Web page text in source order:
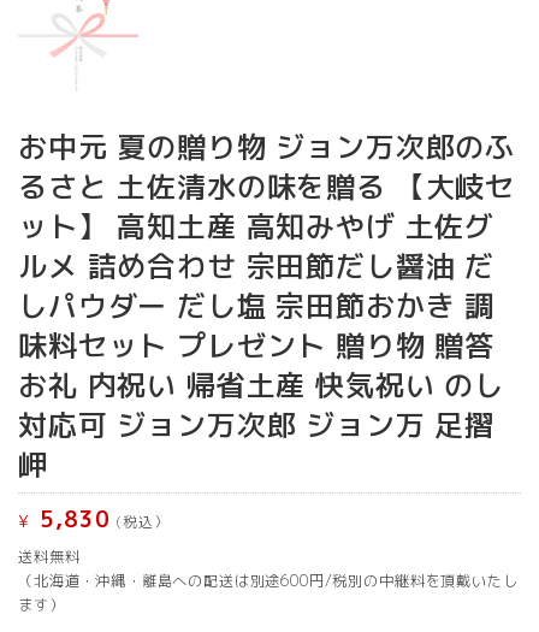
お中元 夏の贈り物 ジョン万次郎のふ
るさと 土佐清水の味を贈る 【大岐セ
ット】 高知土産 高知みやげ 土佐グ
ルメ 詰め合わせ 宗田節だし醤油 だ
しパウダー だし塩 宗田節おかき 調
味料セット プレゼント 贈り物 贈答
お礼 内祝い 帰省土産 快気祝い のし
対応可 ジョン万次郎 ジョン万 足摺
岬
¥ 5,830 (税込）
送料無料
（北海道・沖縄・離島への配送は別途600円/税別の中継料を頂戴いたし
ます）